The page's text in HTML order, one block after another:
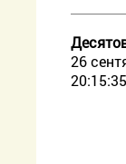
26
20:15:35